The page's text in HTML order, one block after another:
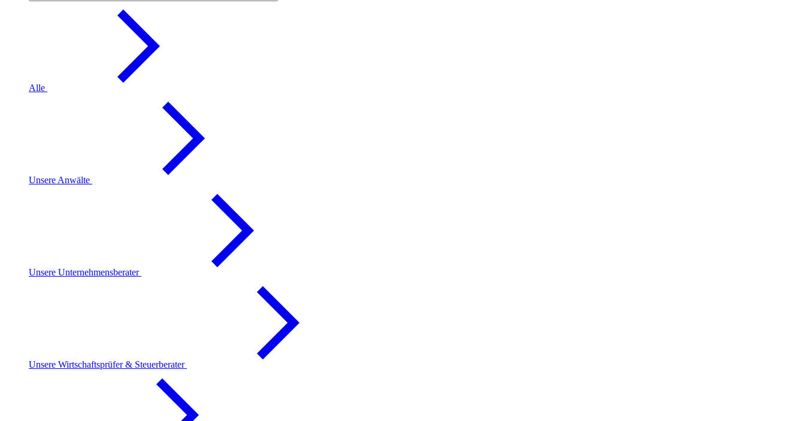
Alle
Unsere Anwälte
Unsere Unternehmensberater
Unsere Wirtschaftsprüfer & Steuerberater